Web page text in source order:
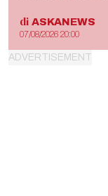
di ASKANEWS
07/08/2026 20:00